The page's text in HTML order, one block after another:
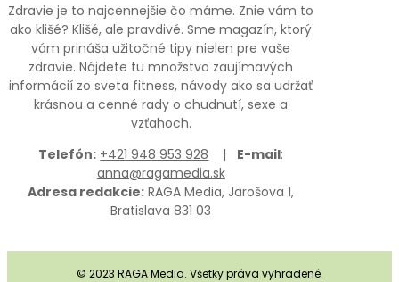
Zdravie je to najcennejšie čo máme. Znie vám to
ako klišé? Klišé, ale pravdivé. Sme magazín, ktorý
vám prináša užitočné tipy nielen pre vaše
zdravie. Nájdete tu množstvo zaujímavých
informácií zo sveta fitness, návody ako sa udržať
krásnou a cenné rady o chudnutí, sexe a
vzťahoch.
Telefón: +421 948 953 928 | E-mail:
anna@ragamedia.sk
Adresa redakcie: RAGA Media, Jarošova 1,
Bratislava 831 03
© 2023 RAGA Media. Všetky práva vyhradené.